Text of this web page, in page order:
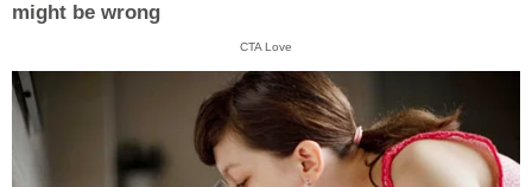
might be wrong
CTA Love